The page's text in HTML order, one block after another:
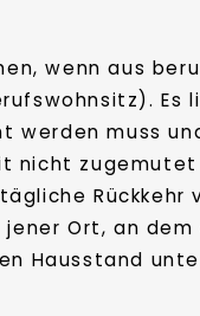
wenn aus
Es
werden muss
nicht
Ort, an
Hausstand